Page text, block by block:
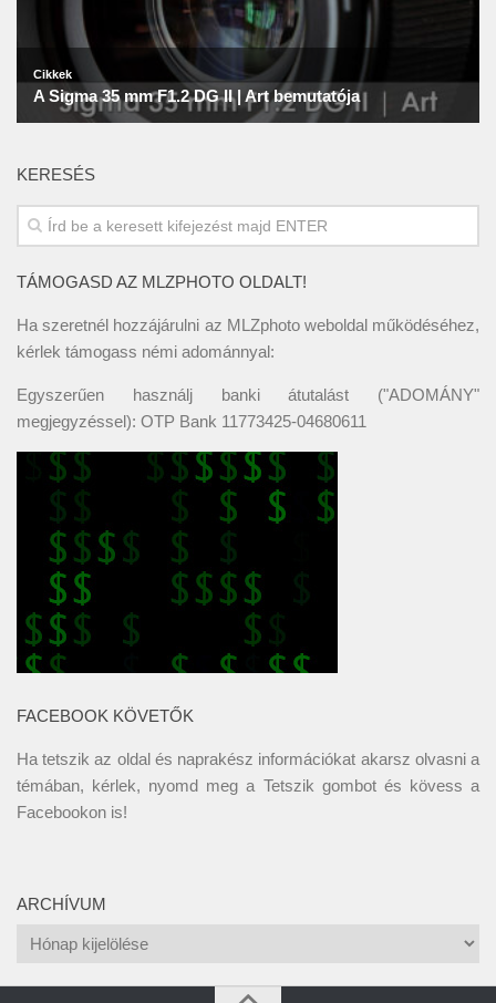
KERESÉS
TÁMOGASD AZ MLZPHOTO OLDALT!
Ha szeretnél hozzájárulni az MLZphoto weboldal működéséhez,
kérlek támogass némi adománnyal:
Egyszerűen használj banki átutalást ("ADOMÁNY"
megjegyzéssel): OTP Bank 11773425-04680611
FACEBOOK KÖVETŐK
Ha tetszik az oldal és naprakész információkat akarsz olvasni a
témában, kérlek, nyomd meg a Tetszik gombot és kövess a
Facebookon is!
ARCHÍVUM
Archívum